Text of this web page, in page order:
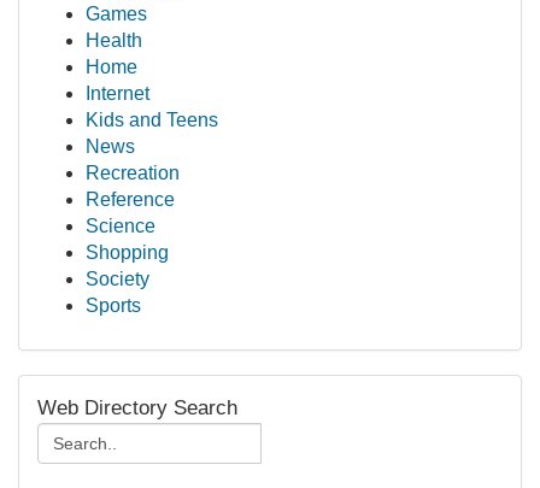
Games
Health
Home
Internet
Kids and Teens
News
Recreation
Reference
Science
Shopping
Society
Sports
Web Directory Search